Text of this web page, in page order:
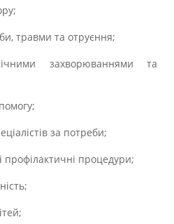
травми та отруєння;
захворюваннями та
за потреби;
процедури;